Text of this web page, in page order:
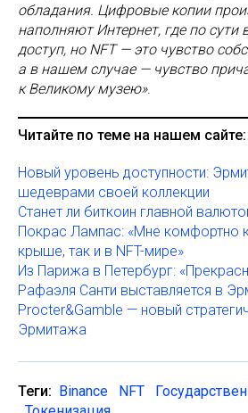
обладания. Цифровые копии
наполняют Интернет, где по
доступ, но NFT — это чувство
а в нашем случае — чувство
к Великому музею».
Читайте по теме на нашем сайте:
Новый уровень доступности:
шедеврами своей коллекции
Станет ли биткоин главной
Покрас Лампас: «Мне комфортно
крыше, так и в NFT-мире»
Из Парижа в Петербург:
Рафаэля Санти выставляется в
Procter&Gamble — новый
Эрмитажа
Теги: Binance NFT